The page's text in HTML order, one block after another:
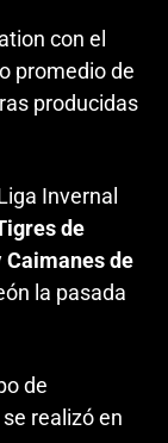
con el
promedio de
producidas
Invernal
de
Caimanes de
la pasada
de
realizó en